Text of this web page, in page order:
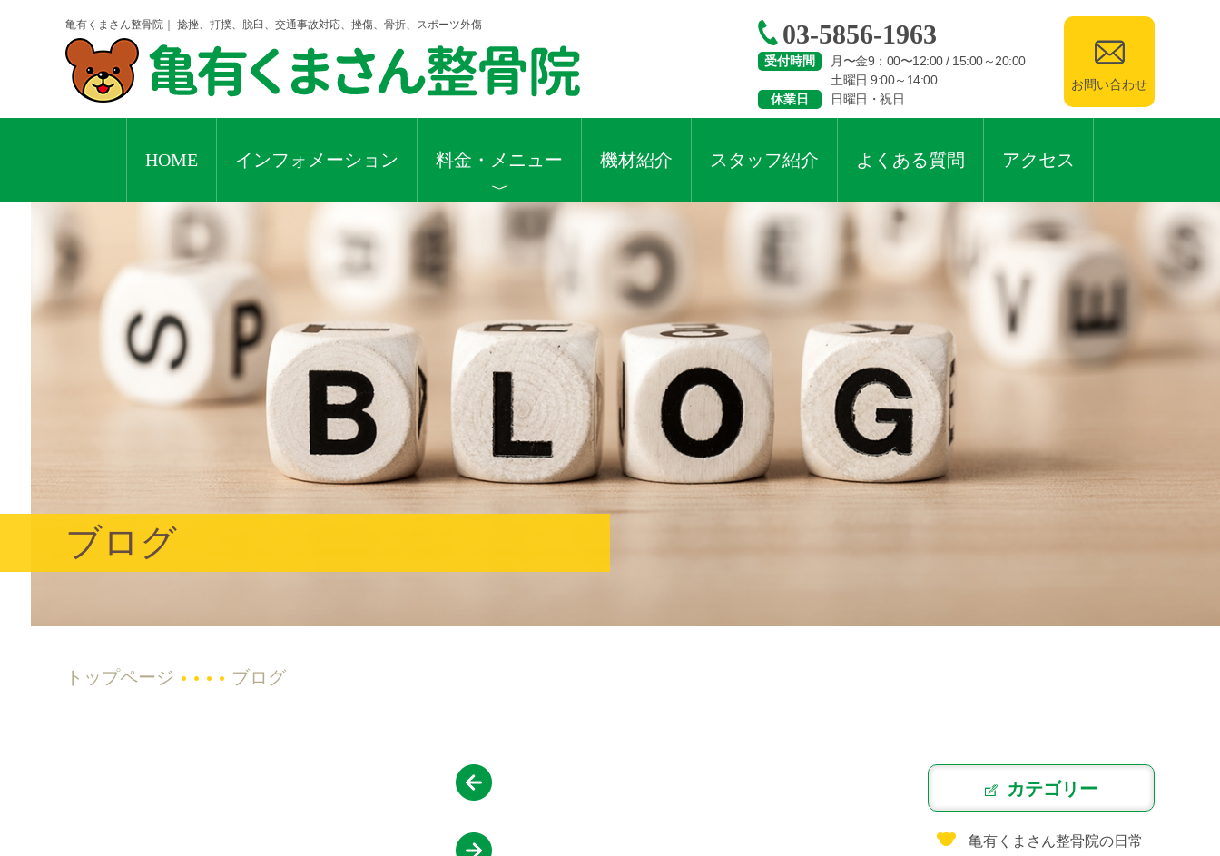
亀有くまさん整骨院｜ 捻挫、打撲、脱臼、交通事故対応、挫傷、骨折、スポーツ外傷 03-5856-1963
受付時間
月〜金9：00〜12:00 / 15:00～20:00
土曜日 9:00～14:00
休業日
日曜日・祝日
お問い合わせ
HOME インフォメーション 料金・メニュー 機材紹介 スタッフ紹介 よくある質問 アクセス
ブログ
トップページ ブログ
カテゴリー
亀有くまさん整骨院の日常